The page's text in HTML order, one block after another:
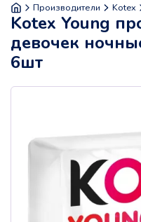
Производители Kotex
Kotex Young
девочек
6шт